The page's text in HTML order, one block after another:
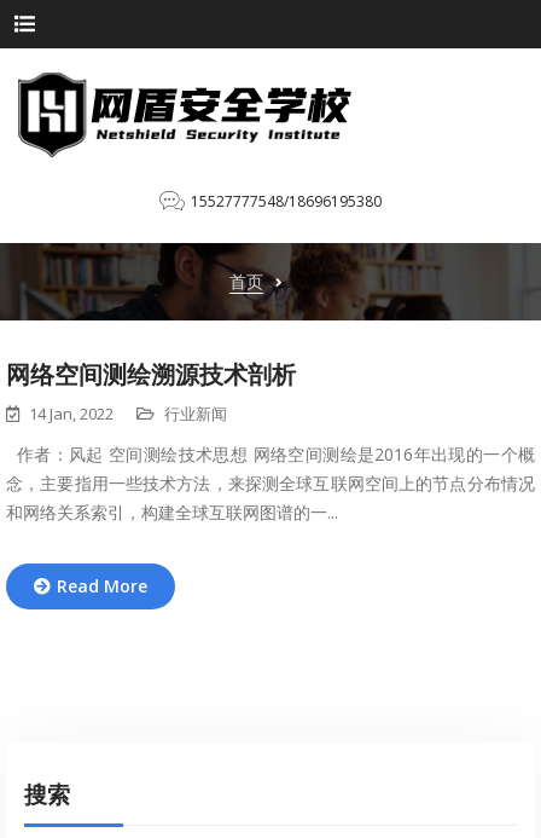
15527777548/18696195380
首页
网络空间测绘溯源技术剖析
14 Jan, 2022 行业新闻
作者：风起 空间测绘技术思想 ​ 网络空间测绘是2016年出现的一个概
念，主要指用一些技术方法，来探测全球互联网空间上的节点分布情况
和网络关系索引，构建全球互联网图谱的一...
Read More
搜索